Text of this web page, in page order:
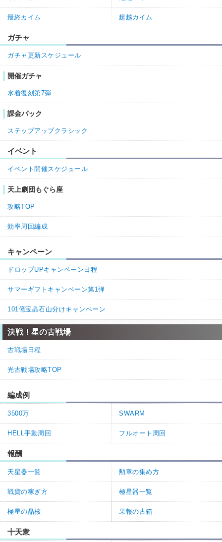
最終カイム 超越カイム
ガチャ
ガチャ更新スケジュール
開催ガチャ
水着復刻第7弾
課金パック
ステップアップクラシック
イベント
イベント開催スケジュール
天上劇団もぐら座
攻略TOP
効率周回編成
キャンペーン
ドロップUPキャンペーン日程
サマーギフトキャンペーン第1弾
101億宝晶石山分けキャンペーン
決戦！星の古戦場
古戦場日程
光古戦場攻略TOP
編成例
3500万 SWARM
HELL手動周回 フルオート周回
報酬
天星器一覧 勲章の集め方
戦貨の稼ぎ方 極星器一覧
極星の晶核 果報の古箱
十天衆